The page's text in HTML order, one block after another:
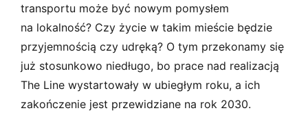
transportu może być nowym pomysłem
na lokalność? Czy życie w takim mieście będzie
przyjemnością czy udręką? O tym przekonamy się
już stosunkowo niedługo, bo prace nad realizacją
The Line wystartowały w ubiegłym roku, a ich
zakończenie jest przewidziane na rok 2030.